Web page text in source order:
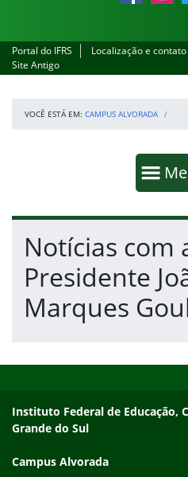
Portal do IFRS Localização e contato
Site Antigo
VOCÊ ESTÁ EM: CAMPUS ALVORADA
Fim da navegação
Início do conteúdo
Notícias com
Presidente
Marques
Endereço
Instituto Federal de Educação,
Grande do Sul
Campus Alvorada